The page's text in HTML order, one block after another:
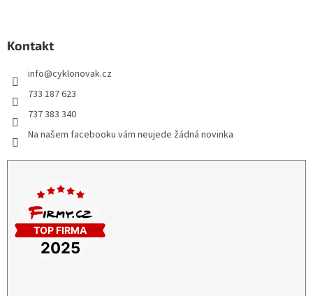
Kontakt
info@cyklonovak.cz
733 187 623
737 383 340
Na našem facebooku vám neujede žádná novinka